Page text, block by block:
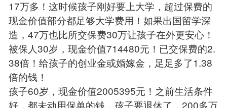
17万多！这时候孩子刚好要上大学，超过保费的
现金价值部分都足够大学费用！如果出国留学深
造，47万也比所交保费30万让孩子在外更安心！
被保人30岁，现金价值714480元！已交保费的2.
38倍！给孩子的创业金或婚嫁金，足足多了1.38
倍的钱！
孩子60岁，现金价值2005395元！之前生活条件
好，都未动用保单的钱，孩子要退休了，200多万